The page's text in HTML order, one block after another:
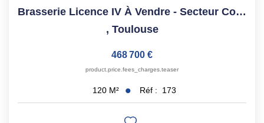
Brasserie Licence IV À Vendre - Secteur Compans Caffarelli...
, Toulouse
468 700 €
product.price.fees_charges.teaser
120 M² Réf : 173